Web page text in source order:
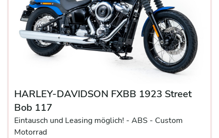
HARLEY-DAVIDSON FXBB 1923 Street
Bob 117
Eintausch und Leasing möglich! - ABS - Custom
Motorrad